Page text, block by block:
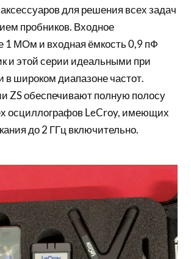
для решения всех задач
пробников. Входное
1 МОм и входная ёмкость 0,9 пФ
и этой серии идеальными при
в широком диапазоне частот.
ZS обеспечивают полную полосу
осциллографов LeCroy, имеющих
до 2 ГГц включительно.